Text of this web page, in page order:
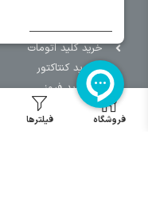
خرید کلید اتومات
خرید کنتاکتور
خرید فیوز
مینیاتوری
خرید میکرو
فروشگاه فیلترها